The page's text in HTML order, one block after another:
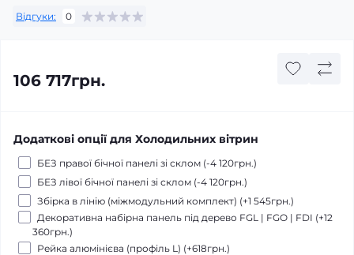
Відгуки: 0
106 717грн.
Додаткові опції для Холодильних вітрин
БЕЗ правої бічної панелі зі склом (-4 120грн.)
БЕЗ лівої бічної панелі зі склом (-4 120грн.)
Збірка в лінію (міжмодульний комплект) (+1 545грн.)
Декоративна набірна панель під дерево FGL | FGO | FDI (+12
360грн.)
Рейка алюмінієва (профіль L) (+618грн.)